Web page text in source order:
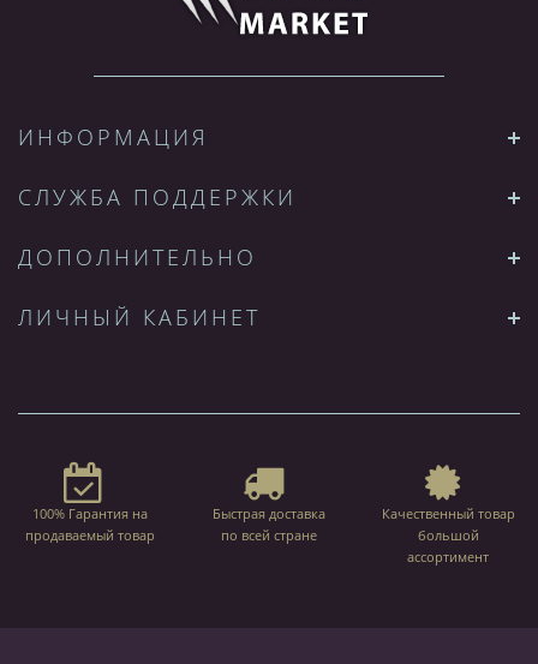
ИНФОРМАЦИЯ
СЛУЖБА ПОДДЕРЖКИ
ДОПОЛНИТЕЛЬНО
ЛИЧНЫЙ КАБИНЕТ
100% Гарантия на
продаваемый товар
Быстрая доставка
по всей стране
Качественный товар
большой
ассортимент